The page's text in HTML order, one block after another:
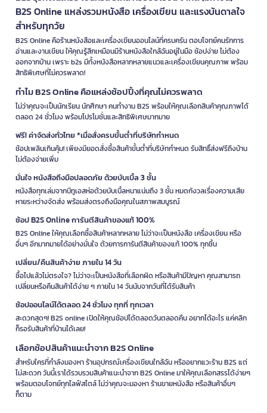
B2S Online แหล่งรวมหนังสือ เครื่องเขียน และแรงบันดาลใจ
สำหรับทุกวัย
B2S Online คือร้านหนังสือและเครื่องเขียนออนไลน์ที่ครบครัน ตอบโจทย์คนรักการ
อ่านและงานเขียน ให้คุณรู้สึกเหมือนมีร้านหนังสือใกล้ฉันอยู่ในมือ ช้อปง่าย ไม่ต้อง
ออกจากบ้าน เพราะ b2s มีทั้งหนังสือหลากหลายแนวและเครื่องเขียนคุณภาพ พร้อม
สิทธิพิเศษที่ไม่ควรพลาด!
ทำไม B2S Online คือแหล่งช้อปปิ้งที่คุณไม่ควรพลาด
ไม่ว่าคุณจะเป็นนักเรียน นักศึกษา คนทำงาน B2S พร้อมให้คุณเลือกสินค้าคุณภาพได้
ตลอด 24 ชั่วโมง พร้อมโปรโมชั่นและสิทธิพิเศษมากมาย
ฟรี! ค่าจัดส่งทั่วไทย *เมื่อสั่งครบขั้นต่ำที่บริษัทกำหนด
ช้อปเพลินเกินคุ้ม! เพียงมียอดสั่งซื้อสินค้าขั้นต่ำที่บริษัทกำหนด รับสิทธิ์ส่งฟรีถึงบ้าน
ไม่ต้องจ่ายเพิ่ม
มั่นใจ หนังสือถึงมือปลอดภัย ด้วยบับเบิ้ล 3 ชั้น
หนังสือทุกเล่มจากบีทูเอสห่อด้วยบับเบิ้ลหนาแน่นถึง 3 ชั้น หมดกังวลเรื่องความเสีย
หายระหว่างจัดส่ง พร้อมส่งตรงถึงมือคุณในสภาพสมบูรณ์
ช้อป B2S Online การันตีสินค้าของแท้ 100%
B2S Online ให้คุณเลือกซื้อสินค้าหลากหลาย ไม่ว่าจะเป็นหนังสือ เครื่องเขียน หรือ
อื่นๆ อีกมากมายได้อย่างมั่นใจ ด้วยการการันตีสินค้าของแท้ 100% ทุกชิ้น
เปลี่ยน/คืนสินค้าง่าย ภายใน 14 วัน
ซื้อไปแล้วไม่ตรงใจ? ไม่ว่าจะเป็นหนังสือที่เลือกผิด หรือสินค้ามีปัญหา คุณสามารถ
เปลี่ยนหรือคืนสินค้าได้ง่าย ๆ ภายใน 14 วันนับจากวันที่ได้รับสินค้า
ช้อปออนไลน์ได้ตลอด 24 ชั่วโมง ทุกที่ ทุกเวลา
สะดวกสุดๆ! B2S online เปิดให้คุณช้อปได้ตลอดวันตลอดคืน อยากได้อะไร แค่คลิก
ก็รอรับสินค้าที่บ้านได้เลย!
เลือกช้อปสินค้าแนะนำจาก B2S Online
สำหรับใครที่กำลังมองหา ร้านอุปกรณ์เครื่องเขียนใกล้ฉัน หรืออยากแวะร้าน B2S แต่
ไม่สะดวก วันนี้เราได้รวบรวมสินค้าแนะนำจาก B2S Online มาให้คุณเลือกสรรได้ง่ายๆ
พร้อมตอบโจทย์ทุกไลฟ์สไตล์ ไม่ว่าคุณจะมองหา ร้านขายหนังสือ หรือสินค้าอื่นๆ
ก็ตาม